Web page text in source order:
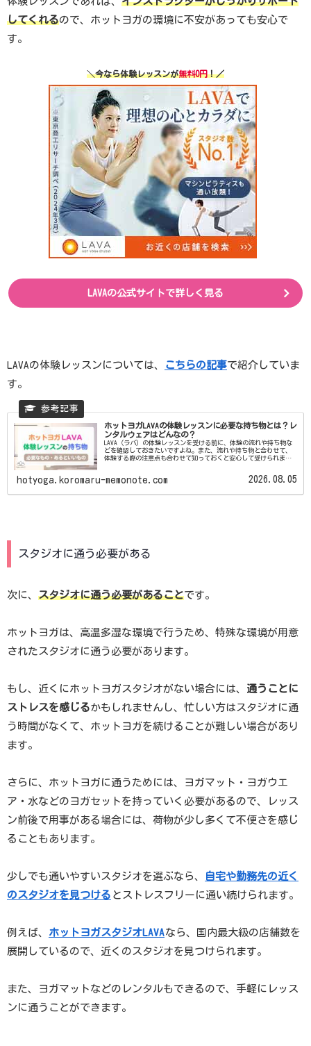
してくれるので、ホットヨガの環境に不安があっても安心で
す。
＼今なら体験レッスンが無料0円！／
LAVAの公式サイトで詳しく見る
LAVAの体験レッスンについては、 こちらの記事で紹介していま
す。
ホットヨガLAVAの体験レッスンに必要な持ち物とは？レ
ンタルウェアはどんなの？
LAVA（ラバ）の体験レッスンを受ける前に、体験の流れや持ち物な
どを確認しておきたいですよね。また、流れや持ち物と合わせて、
体験する際の注意点も合わせて知っておくと安心して受けられま
hotyoga.koromaru-memonote.com 2026.08.05
スタジオに通う必要がある
次に、 スタジオに通う必要があることです。
ホットヨガは、高温多湿な環境で行うため、特殊な環境が用意
されたスタジオに通う必要があります。
もし、近くにホットヨガスタジオがない場合には、 通うことに
ストレスを感じるかもしれませんし、忙しい方はスタジオに通
う時間がなくて、ホットヨガを続けることが難しい場合があり
ます。
さらに、ホットヨガに通うためには、ヨガマット・ヨガウエ
ア・水などのヨガセットを持っていく必要があるので、レッス
ン前後で用事がある場合には、荷物が少し多くて不便さを感じ
ることもあります。
少しでも通いやすいスタジオを選ぶなら、
自宅や勤務先の近く
のスタジオを見つける とストレスフリーに通い続けられます。
例えば、 ホットヨガスタジオLAVAなら、国内最大級の店舗数を
展開しているので、近くのスタジオを見つけられます。
また、ヨガマットなどのレンタルもできるので、手軽にレッス
ンに通うことができます。